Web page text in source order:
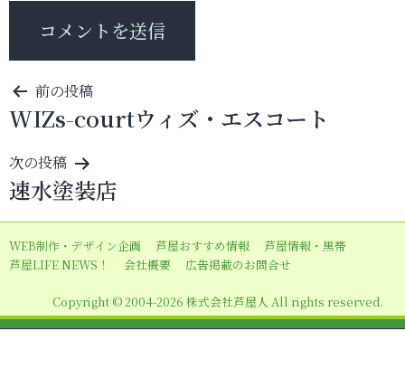
投
稿
ナ
ビ
ゲ
ー
シ
ン
前の投稿
WIZs-courtウィズ・エスコート
次の投稿
速水塗装店
WEB制作・デザイン企画 芦屋おすすめ情報
芦屋情報・黒帯
芦屋LIFE NEWS！
会社概要 広告掲載のお問合せ
Copyright © 2004-2026 株式会社芦屋人 All rights reserved.